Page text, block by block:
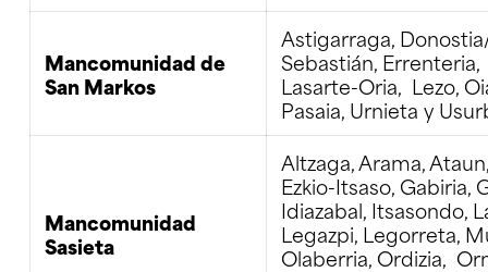
Mancomunidad de
San Markos
Astigarraga,
Sebastián,
Lasarte-Oria, Lezo,
Pasaia, Urnieta y
Mancomunidad
Sasieta
Altzaga, Arama,
Ezkio-Itsaso, Gabiria,
Idiazabal, Itsasondo,
Legazpi, Legorreta,
Olaberria, Ordizia,